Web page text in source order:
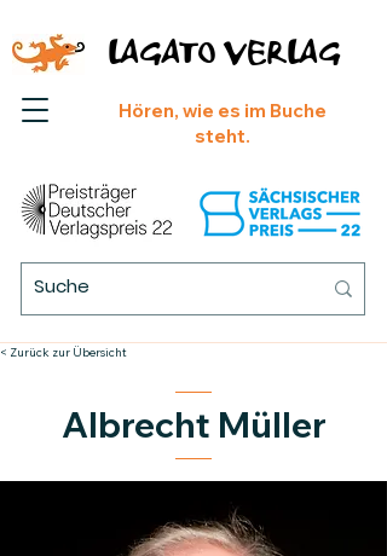
Hören, wie es im Buche
steht.
LAGATO VERLAG
< Zurück zur Übersicht
Albrecht Müller